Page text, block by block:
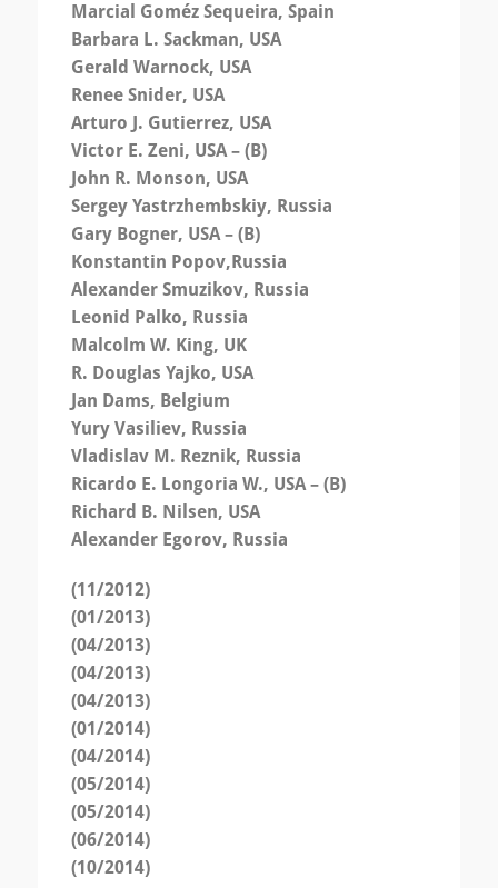
Marcial Goméz Sequeira, Spain
Barbara L. Sackman, USA
Gerald Warnock, USA
Renee Snider, USA
Arturo J. Gutierrez, USA
Victor E. Zeni, USA – (B)
John R. Monson, USA
Sergey Yastrzhembskiy, Russia
Gary Bogner, USA – (B)
Konstantin Popov,Russia
Alexander Smuzikov, Russia
Leonid Palko, Russia
Malcolm W. King, UK
R. Douglas Yajko, USA
Jan Dams, Belgium
Yury Vasiliev, Russia
Vladislav M. Reznik, Russia
Ricardo E. Longoria W., USA – (B)
Richard B. Nilsen, USA
Alexander Egorov, Russia
(11/2012)
(01/2013)
(04/2013)
(04/2013)
(04/2013)
(01/2014)
(04/2014)
(05/2014)
(05/2014)
(06/2014)
(10/2014)